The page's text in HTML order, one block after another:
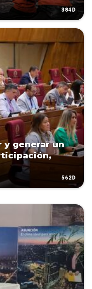
384D
y generar un
562D